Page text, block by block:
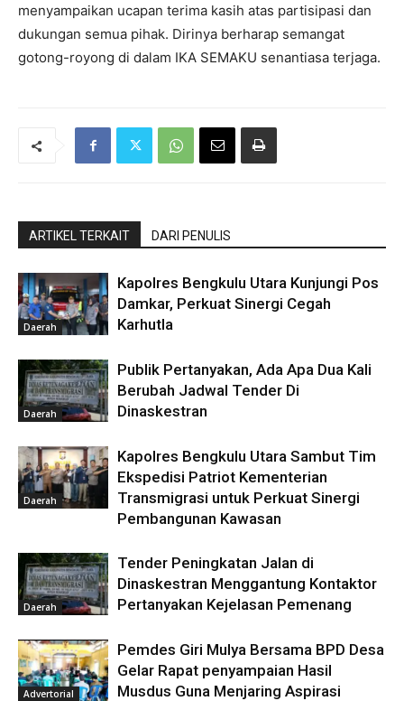
menyampaikan ucapan terima kasih atas partisipasi dan
dukungan semua pihak. Dirinya berharap semangat
gotong-royong di dalam IKA SEMAKU senantiasa terjaga.
ARTIKEL TERKAIT DARI PENULIS
Daerah
Kapolres Bengkulu Utara Kunjungi Pos
Damkar, Perkuat Sinergi Cegah
Karhutla
Daerah
Publik Pertanyakan, Ada Apa Dua Kali
Berubah Jadwal Tender Di
Dinaskestran
Daerah
Kapolres Bengkulu Utara Sambut Tim
Ekspedisi Patriot Kementerian
Transmigrasi untuk Perkuat Sinergi
Pembangunan Kawasan
Daerah
Tender Peningkatan Jalan di
Dinaskestran Menggantung Kontaktor
Pertanyakan Kejelasan Pemenang
Advertorial
Pemdes Giri Mulya Bersama BPD Desa
Gelar Rapat penyampaian Hasil
Musdus Guna Menjaring Aspirasi